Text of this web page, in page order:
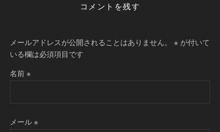
コメントを残す
メールアドレスが公開されることはありません。 ※ が付いて
いる欄は必須項目です
名前※
メール※